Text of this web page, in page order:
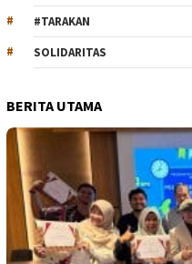
#TARAKAN
SOLIDARITAS
BERITA UTAMA